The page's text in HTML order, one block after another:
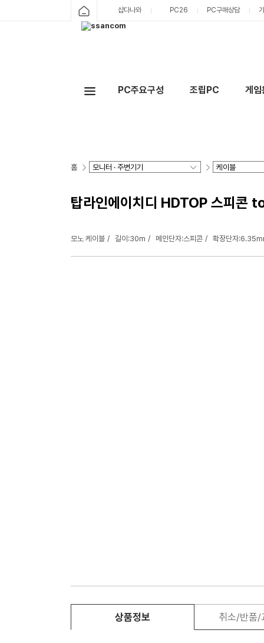
샵다나와 PC26 PC구매상담
PC주요구성 조립PC 게
홈
탑라인에이치디 HDTOP 스피
모노 케이블 길이:30m 메인단자:스피콘 확장단자
상품정보 취소/반품/